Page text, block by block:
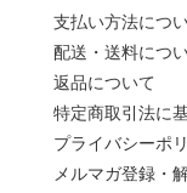
支払い方法につ
配送・送料につ
返品について
特定商取引法に
プライバシーポ
メルマガ登録・